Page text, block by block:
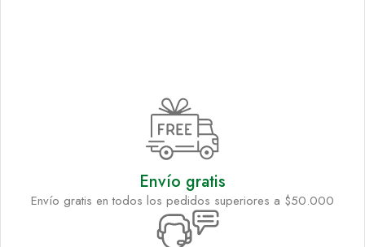
Envío gratis
Envío gratis en todos los pedidos superiores a $50.000